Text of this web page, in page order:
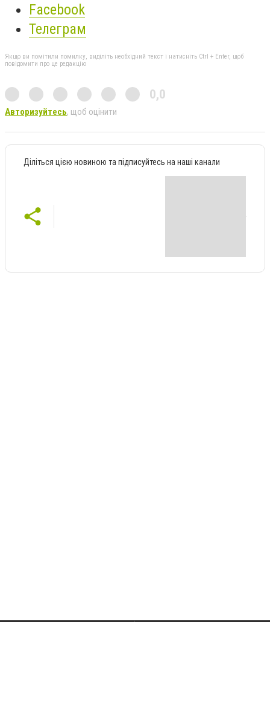
Facebook
Телеграм
Якщо ви помітили помилку, виділіть необхідний текст і натисніть Ctrl + Enter, щоб
повідомити про це редакцію
0,0
Авторизуйтесь, щоб оцінити
Діліться цією новиною та підписуйтесь на наші канали